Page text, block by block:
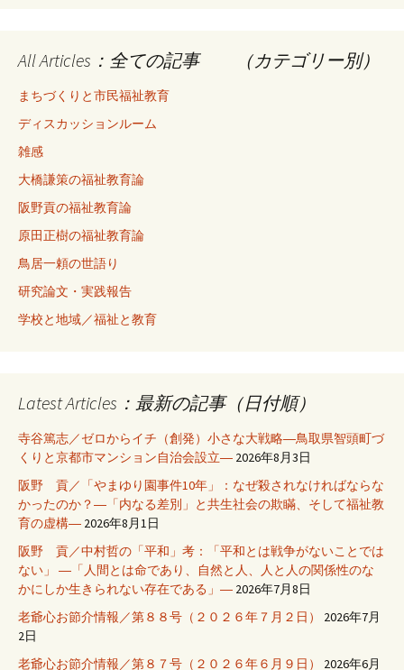
All Articles：全ての記事 （カテゴリー別）
まちづくりと市民福祉教育
ディスカッションルーム
雑感
大橋謙策の福祉教育論
阪野貢の福祉教育論
原田正樹の福祉教育論
鳥居一頼の世語り
研究論文・実践報告
学校と地域／福祉と教育
Latest Articles：最新の記事（日付順）
寺谷篤志／ゼロからイチ（創発）小さな大戦略―鳥取県智頭町づ
くりと京都市マンション自治会設立― 2026年8月3日
阪野 貢／「やまゆり園事件10年」：なぜ殺されなければならな
かったのか？―「内なる差別」と共生社会の欺瞞、そして福祉教
育の虚構― 2026年8月1日
阪野 貢／中村哲の「平和」考：「平和とは戦争がないことでは
ない」 ―「人間とは命であり、自然と人、人と人の関係性のな
かにしか生きられない存在である」― 2026年7月8日
老爺心お節介情報／第８８号（２０２６年７月２日）
2026年7月
2日
老爺心お節介情報／第８７号（２０２６年６月９日）
2026年6月